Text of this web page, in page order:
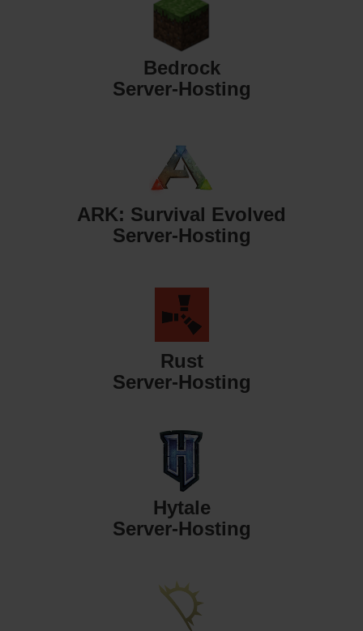
Bedrock
Server-Hosting
ARK: Survival Evolved
Server-Hosting
Rust
Server-Hosting
Hytale
Server-Hosting